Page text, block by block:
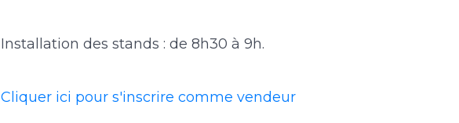
Installation des stands : de 8h30 à 9h.
Cliquer ici pour s'inscrire comme vendeur